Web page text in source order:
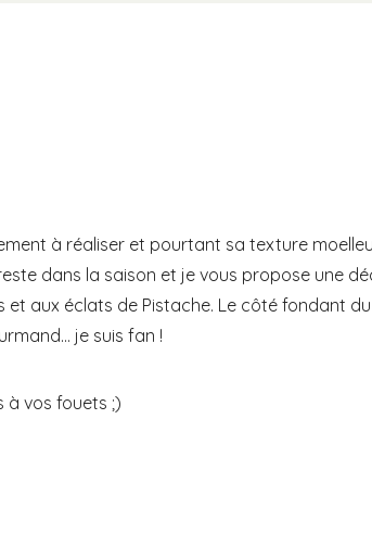
à réaliser et pourtant sa texture
dans la saison et je vous propose une
et aux éclats de Pistache. Le côté fondant
je suis fan !
à vos fouets ;)